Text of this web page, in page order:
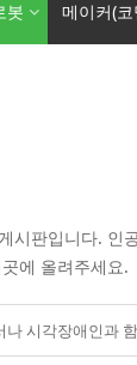
봇 메이커(
시판입니다. 인
에 올려주세요.
나 시각장애인과